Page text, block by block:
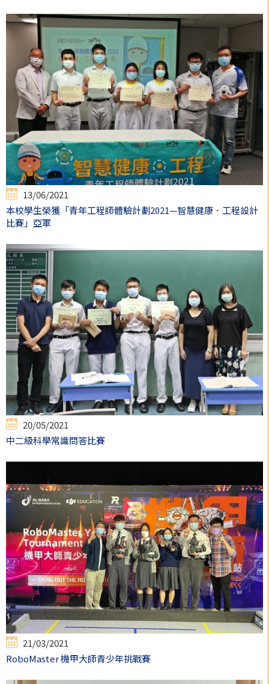
13/06/2021
本校學生榮獲「青年工程師體驗計劃2021—智慧健康．工程設計
比賽」亞軍
20/05/2021
中二級科學常識問答比賽
21/03/2021
RoboMaster 機甲大師青少年挑戰賽